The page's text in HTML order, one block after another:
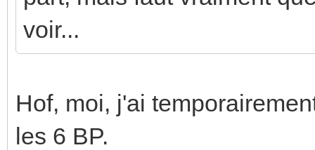
voir...
Hof, moi, j'ai
les 6 BP.